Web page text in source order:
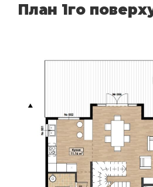
План 1го